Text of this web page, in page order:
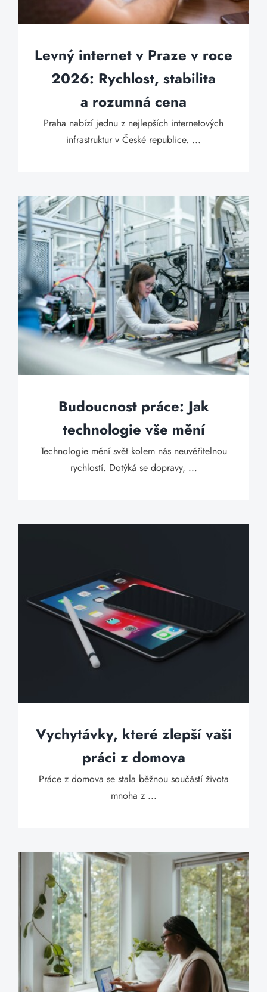
Levný internet v Praze v roce
2026: Rychlost, stabilita
a rozumná cena
Praha nabízí jednu z nejlepších internetových
infrastruktur v České republice. ...
Budoucnost práce: Jak
technologie vše mění
Technologie mění svět kolem nás neuvěřitelnou
rychlostí. Dotýká se dopravy, ...
Vychytávky, které zlepší vaši
práci z domova
Práce z domova se stala běžnou součástí života
mnoha z ...